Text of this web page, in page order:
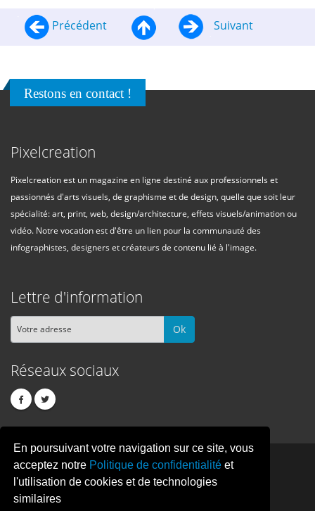
En poursuivant votre navigation sur ce site, vous
acceptez notre Politique de confidentialité et
l'utilisation de cookies et de technologies
similaires
Précédent Suivant
Restons en contact !
Pixelcreation
Pixelcreation est un magazine en ligne destiné aux professionnels et
passionnés d'arts visuels, de graphisme et de design, quelle que soit leur
spécialité: art, print, web, design/architecture, effets visuels/animation ou
vidéo. Notre vocation est d'être un lien pour la communauté des
infographistes, designers et créateurs de contenu lié à l'image.
Lettre d'information
Ok
Réseaux sociaux
PIXELCREATION